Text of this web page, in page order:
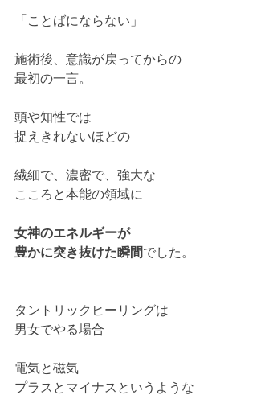
「ことばにならない」
施術後、意識が戻ってからの
最初の一言。
頭や知性では
捉えきれないほどの
繊細で、濃密で、強大な
こころと本能の領域に
女神のエネルギーが
豊かに突き抜けた瞬間でした。
タントリックヒーリングは
男女でやる場合
電気と磁気
プラスとマイナスというような